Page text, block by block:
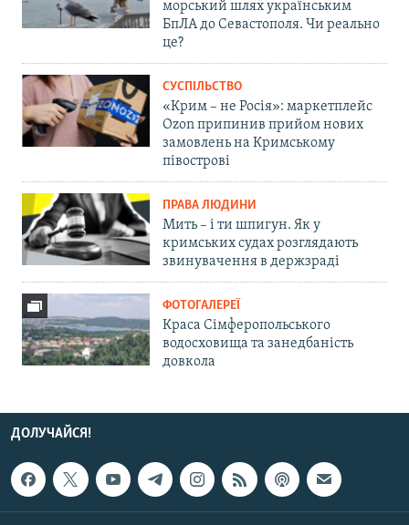
морський шлях українським
БпЛА до Севастополя. Чи реально
це?
СУСПІЛЬСТВО
«Крим – не Росія»: маркетплейс
Ozon припинив прийом нових
замовлень на Кримському
півострові
ПРАВА ЛЮДИНИ
Мить – і ти шпигун. Як у
кримських судах розглядають
звинувачення в держзраді
ФОТОГАЛЕРЕЇ
Краса Сімферопольського
водосховища та занедбаність
довкола
ДОЛУЧАЙСЯ!